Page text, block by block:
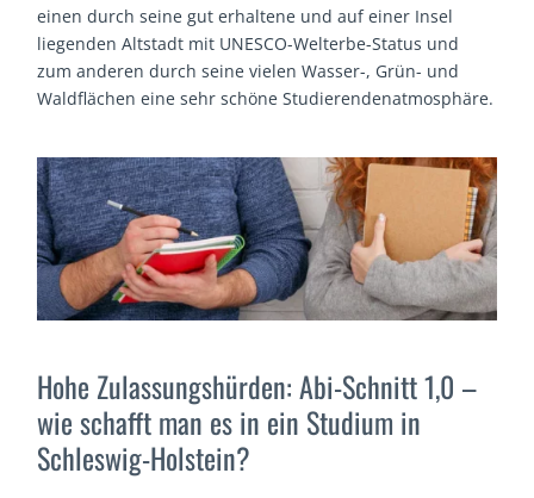
einen durch seine gut erhaltene und auf einer Insel
liegenden Altstadt mit UNESCO-Welterbe-Status und
zum anderen durch seine vielen Wasser-, Grün- und
Waldflächen eine sehr schöne Studierendenatmosphäre.
Hohe Zulassungshürden: Abi-Schnitt 1,0 –
wie schafft man es in ein Studium in
Schleswig-Holstein?